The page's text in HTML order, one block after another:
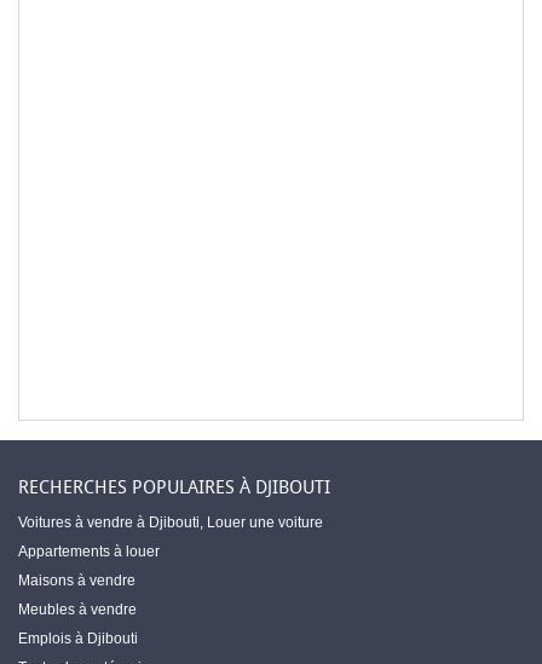
RECHERCHES POPULAIRES À DJIBOUTI
Voitures à vendre à Djibouti, Louer une voiture
Appartements à louer
Maisons à vendre
Meubles à vendre
Emplois à Djibouti